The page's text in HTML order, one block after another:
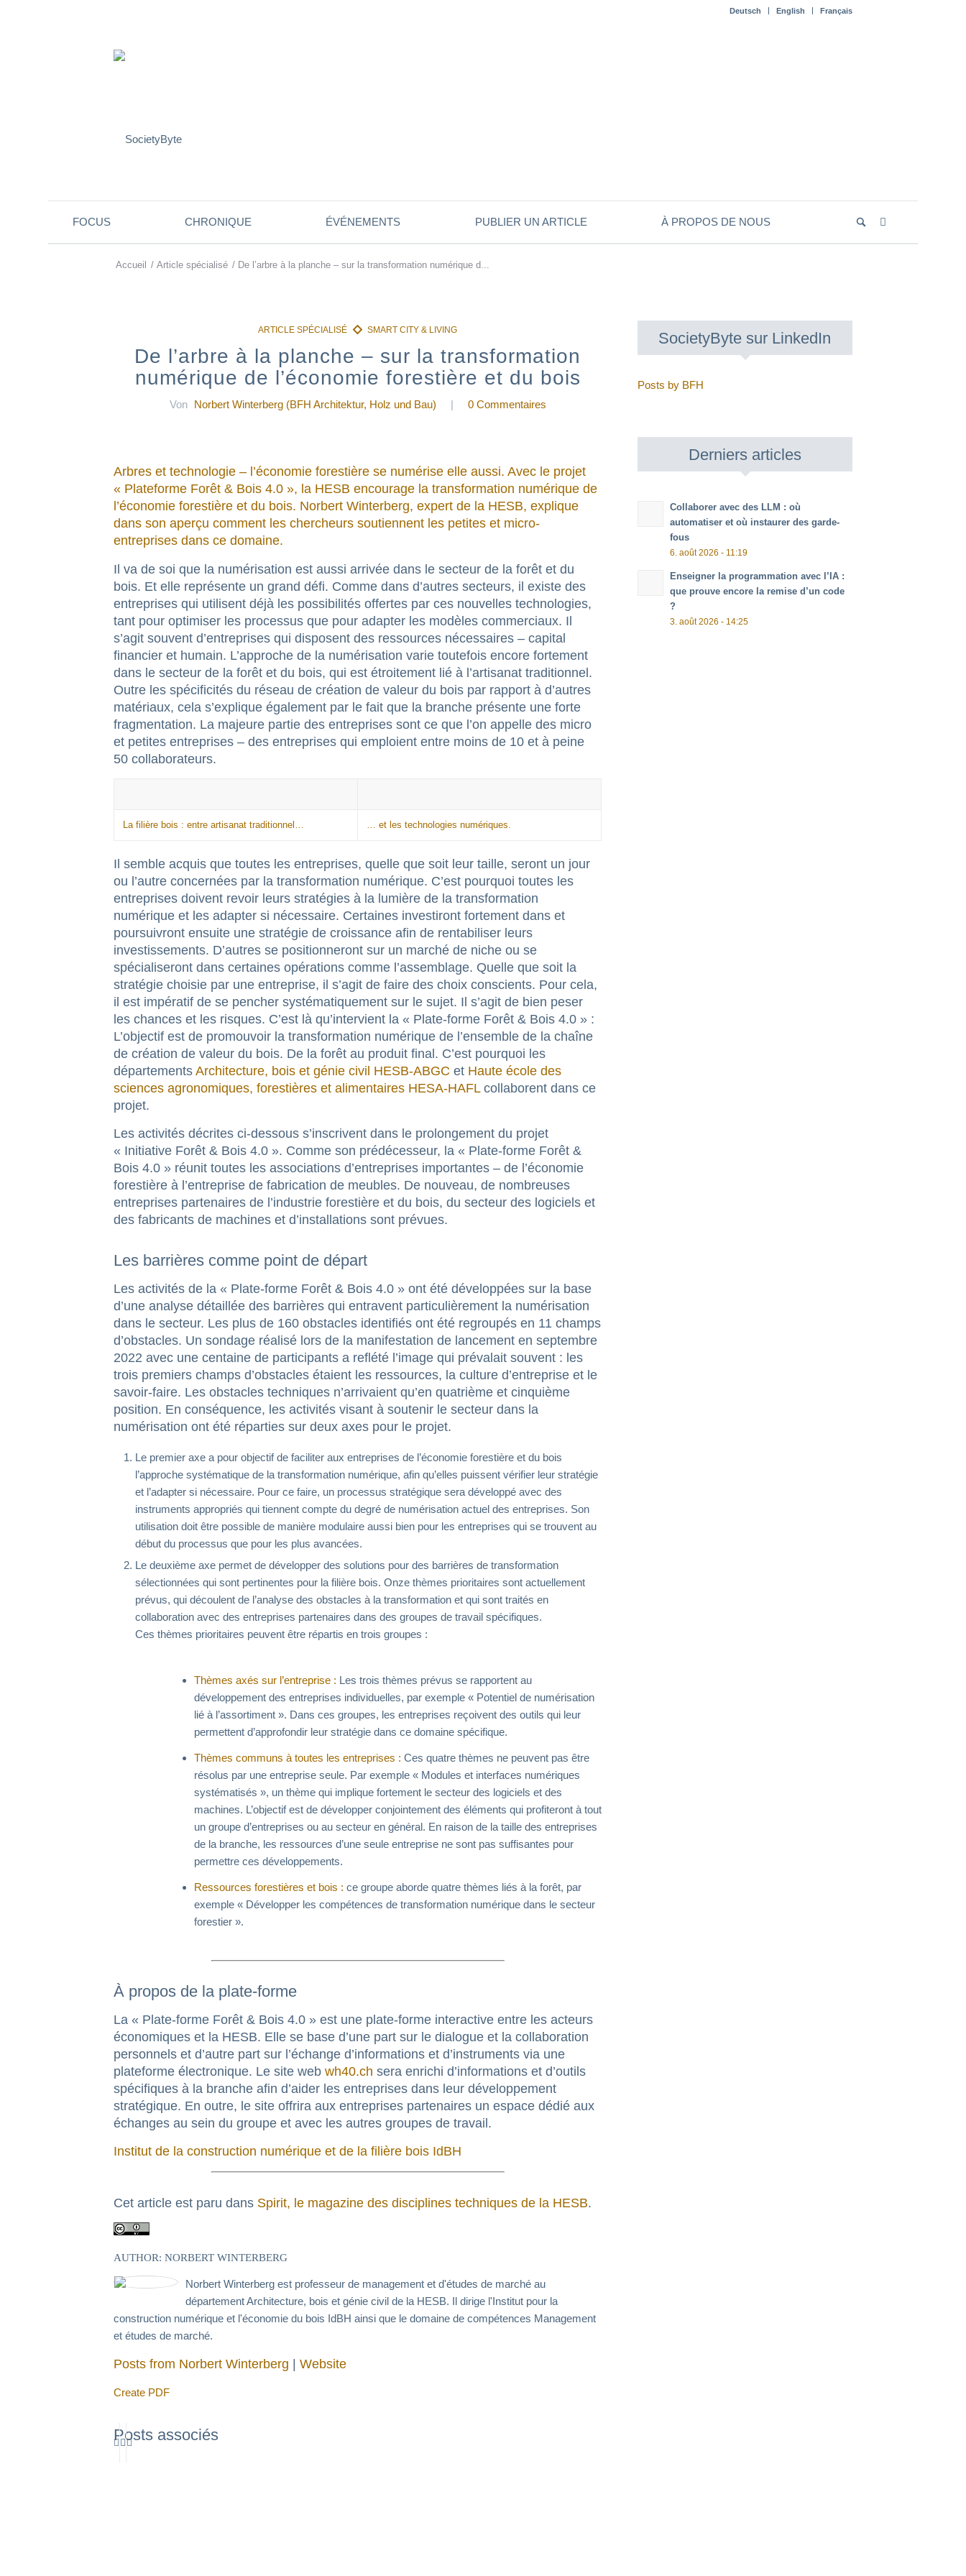
Deutsch English Français
FOCUS CHRONIQUE ÉVÉNEMENTS PUBLIER UN ARTICLE À PROPOS DE NOUS
Accueil / Article spécialisé / De l’arbre à la planche – sur la transformation numérique d...
De l’arbre à la planche – sur la transformation
numérique de l’économie forestière et du bois
Von Norbert Winterberg (BFH Architektur, Holz und Bau) | 0 Commentaires
Arbres et technologie – l’économie forestière se numérise elle aussi. Avec le projet
« Plateforme Forêt & Bois 4.0 », la HESB encourage la transformation numérique de
l’économie forestière et du bois. Norbert Winterberg, expert de la HESB, explique
dans son aperçu comment les chercheurs soutiennent les petites et micro-
entreprises dans ce domaine.
Il va de soi que la numérisation est aussi arrivée dans le secteur de la forêt et du
bois. Et elle représente un grand défi. Comme dans d’autres secteurs, il existe des
entreprises qui utilisent déjà les possibilités offertes par ces nouvelles technologies,
tant pour optimiser les processus que pour adapter les modèles commerciaux. Il
s’agit souvent d’entreprises qui disposent des ressources nécessaires – capital
financier et humain. L’approche de la numérisation varie toutefois encore fortement
dans le secteur de la forêt et du bois, qui est étroitement lié à l’artisanat traditionnel.
Outre les spécificités du réseau de création de valeur du bois par rapport à d’autres
matériaux, cela s’explique également par le fait que la branche présente une forte
fragmentation. La majeure partie des entreprises sont ce que l’on appelle des micro
et petites entreprises – des entreprises qui emploient entre moins de 10 et à peine
50 collaborateurs.
La filière bois : entre artisanat traditionnel… … et les technologies numériques.
Il semble acquis que toutes les entreprises, quelle que soit leur taille, seront un jour
ou l’autre concernées par la transformation numérique. C’est pourquoi toutes les
entreprises doivent revoir leurs stratégies à la lumière de la transformation
numérique et les adapter si nécessaire. Certaines investiront fortement dans et
poursuivront ensuite une stratégie de croissance afin de rentabiliser leurs
investissements. D’autres se positionneront sur un marché de niche ou se
spécialiseront dans certaines opérations comme l’assemblage. Quelle que soit la
stratégie choisie par une entreprise, il s’agit de faire des choix conscients. Pour cela,
il est impératif de se pencher systématiquement sur le sujet. Il s’agit de bien peser
les chances et les risques. C’est là qu’intervient la « Plate-forme Forêt & Bois 4.0 » :
L’objectif est de promouvoir la transformation numérique de l’ensemble de la chaîne
de création de valeur du bois. De la forêt au produit final. C’est pourquoi les
départements Architecture, bois et génie civil HESB-ABGC et Haute école des
sciences agronomiques, forestières et alimentaires HESA-HAFLcollaborent dans ce
projet.
Les activités décrites ci-dessous s’inscrivent dans le prolongement du projet
« Initiative Forêt & Bois 4.0 ». Comme son prédécesseur, la « Plate-forme Forêt &
Bois 4.0 » réunit toutes les associations d’entreprises importantes – de l’économie
forestière à l’entreprise de fabrication de meubles. De nouveau, de nombreuses
entreprises partenaires de l’industrie forestière et du bois, du secteur des logiciels et
des fabricants de machines et d’installations sont prévues.
Les barrières comme point de départ
Les activités de la « Plate-forme Forêt & Bois 4.0 » ont été développées sur la base
d’une analyse détaillée des barrières qui entravent particulièrement la numérisation
dans le secteur. Les plus de 160 obstacles identifiés ont été regroupés en 11 champs
d’obstacles. Un sondage réalisé lors de la manifestation de lancement en septembre
2022 avec une centaine de participants a reflété l’image qui prévalait souvent : les
trois premiers champs d’obstacles étaient les ressources, la culture d’entreprise et le
savoir-faire. Les obstacles techniques n’arrivaient qu’en quatrième et cinquième
position. En conséquence, les activités visant à soutenir le secteur dans la
numérisation ont été réparties sur deux axes pour le projet.
Le premier axe a pour objectif de faciliter aux entreprises de l’économie forestière et du bois
l’approche systématique de la transformation numérique, afin qu’elles puissent vérifier leur stratégie
et l’adapter si nécessaire. Pour ce faire, un processus stratégique sera développé avec des
instruments appropriés qui tiennent compte du degré de numérisation actuel des entreprises. Son
utilisation doit être possible de manière modulaire aussi bien pour les entreprises qui se trouvent au
début du processus que pour les plus avancées.
Le deuxième axe permet de développer des solutions pour des barrières de transformation
sélectionnées qui sont pertinentes pour la filière bois. Onze thèmes prioritaires sont actuellement
prévus, qui découlent de l’analyse des obstacles à la transformation et qui sont traités en
collaboration avec des entreprises partenaires dans des groupes de travail spécifiques.
Ces thèmes prioritaires peuvent être répartis en trois groupes :
Thèmes axés sur l’entreprise : Les trois thèmes prévus se rapportent au
développement des entreprises individuelles, par exemple « Potentiel de numérisation
lié à l’assortiment ». Dans ces groupes, les entreprises reçoivent des outils qui leur
permettent d’approfondir leur stratégie dans ce domaine spécifique.
Thèmes communs à toutes les entreprises : Ces quatre thèmes ne peuvent pas être
résolus par une entreprise seule. Par exemple « Modules et interfaces numériques
systématisés », un thème qui implique fortement le secteur des logiciels et des
machines. L’objectif est de développer conjointement des éléments qui profiteront à tout
un groupe d’entreprises ou au secteur en général. En raison de la taille des entreprises
de la branche, les ressources d’une seule entreprise ne sont pas suffisantes pour
permettre ces développements.
Ressources forestières et bois : ce groupe aborde quatre thèmes liés à la forêt, par
exemple « Développer les compétences de transformation numérique dans le secteur
forestier ».
À propos de la plate-forme
La « Plate-forme Forêt & Bois 4.0 » est une plate-forme interactive entre les acteurs
économiques et la HESB. Elle se base d’une part sur le dialogue et la collaboration
personnels et d’autre part sur l’échange d’informations et d’instruments via une
plateforme électronique. Le site web wh40.ch sera enrichi d’informations et d’outils
spécifiques à la branche afin d’aider les entreprises dans leur développement
stratégique. En outre, le site offrira aux entreprises partenaires un espace dédié aux
échanges au sein du groupe et avec les autres groupes de travail.
Institut de la construction numérique et de la filière bois IdBH
Cet article est paru dans Spirit, le magazine des disciplines techniques de la HESB.
AUTHOR: NORBERT WINTERBERG
Norbert Winterberg est professeur de management et d'études de marché au
département Architecture, bois et génie civil de la HESB. Il dirige l'Institut pour la
construction numérique et l'économie du bois IdBH ainsi que le domaine de compétences Management
et études de marché.
Posts from Norbert Winterberg Website
Create PDF
Posts associés
SocietyByte sur LinkedIn
Posts by BFH
Derniers articles
Collaborer avec des LLM : où
automatiser et où instaurer des garde-
fous
6. août 2026 - 11:19
Enseigner la programmation avec l’IA :
que prouve encore la remise d’un code
?
3. août 2026 - 14:25